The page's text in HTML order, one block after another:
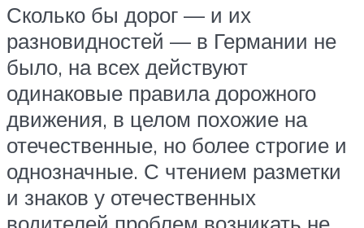
Сколько бы дорог — и их
разновидностей — в Германии не
было, на всех действуют
одинаковые правила дорожного
движения, в целом похожие на
отечественные, но более строгие и
однозначные. С чтением разметки
и знаков у отечественных